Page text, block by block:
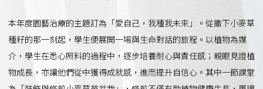
本年度園藝治療的主題訂為「愛自己，我種我未來」。從撒下小麥草
種籽的那一刻起，學生便展開一場與生命對話的旅程。以植物為媒
介，學生在悉心照料的過程中，逐步培養耐心與責任感；親眼見證植
物成長，亦讓他們從中獲得成就感，進而提升自信心。其中一節課堂